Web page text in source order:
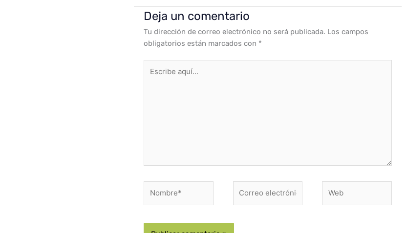
Deja un comentario
Tu dirección de correo electrónico no será publicada. Los campos
obligatorios están marcados con *
aquí...
electrónico*